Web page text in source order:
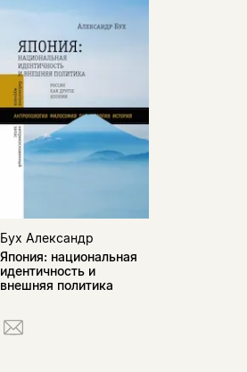
Бух Александр
Япония: национальная
идентичность и
внешняя политика